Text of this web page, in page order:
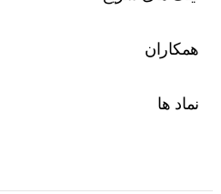
همکاران
نماد ها